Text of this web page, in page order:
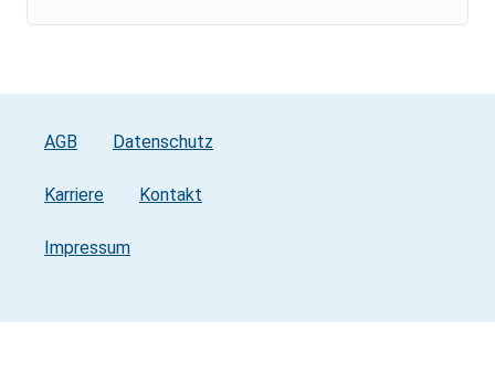
AGB Datenschutz
Karriere Kontakt
Impressum